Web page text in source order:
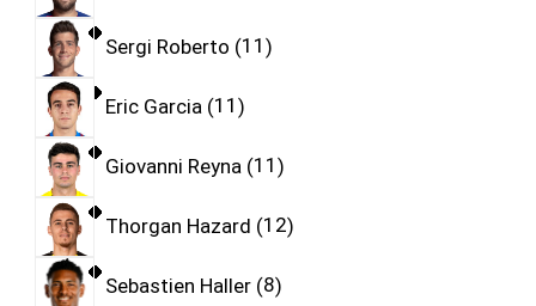
Sergi Roberto 11
Eric Garcia 11
Giovanni Reyna 11
Thorgan Hazard 12
Sebastien Haller 8